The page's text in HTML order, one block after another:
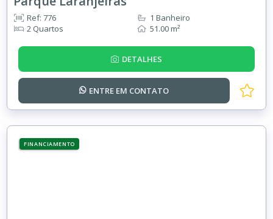
Ref: 776
2 Quartos
1 Banheiro
51.00 m²
DETALHES
ENTRE EM CONTATO
FINANCIAMENTO